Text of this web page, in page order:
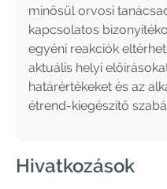
minősül orvosi
kapcsolatos
egyéni reakciók
aktuális helyi
határértékeket és az
étrend-kiegészítő
Hivatkozások